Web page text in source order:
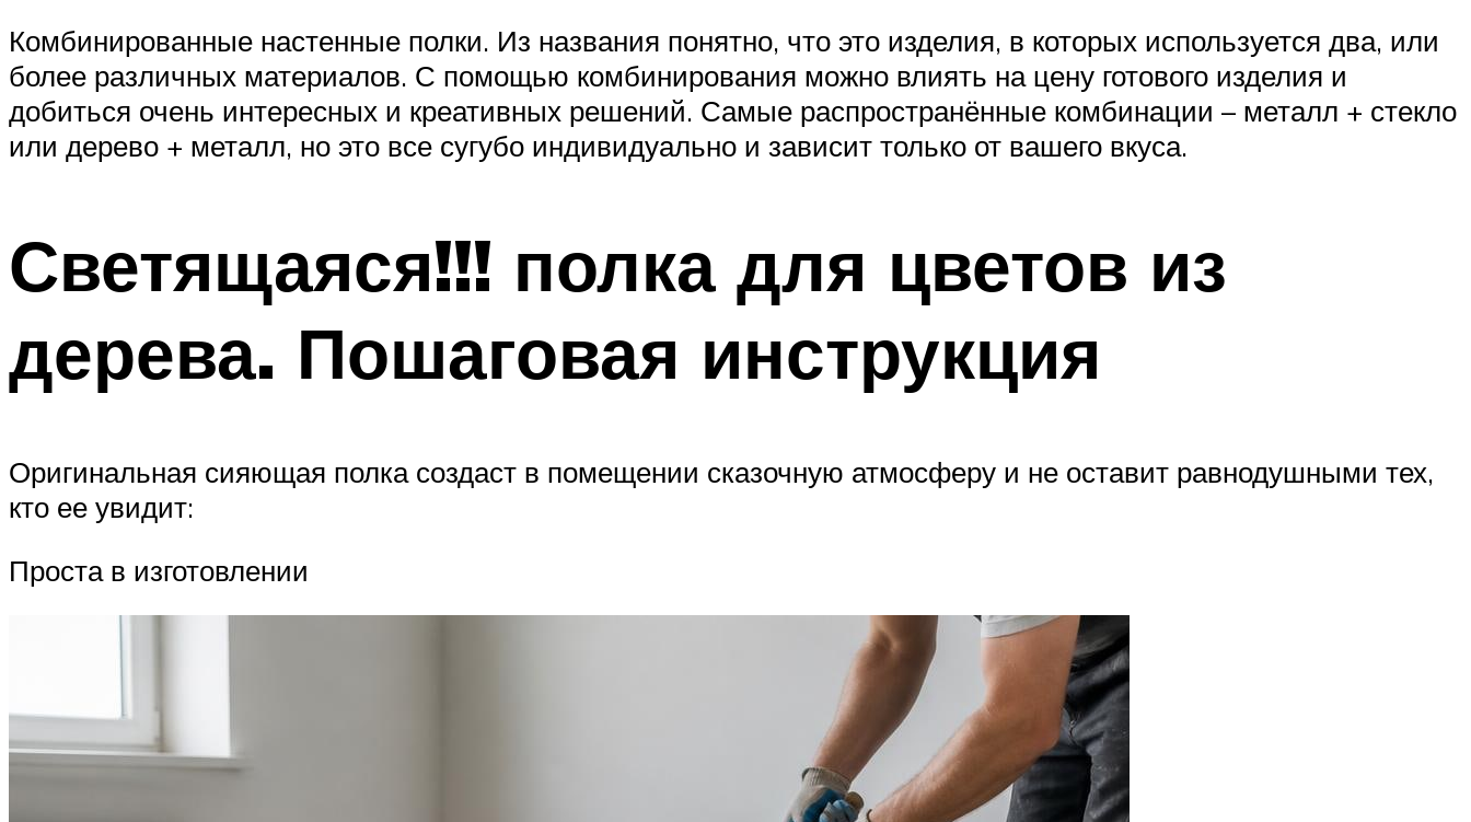
Комбинированные настенные полки. Из названия понятно, что это изделия, в которых используется два, или
более различных материалов. С помощью комбинирования можно влиять на цену готового изделия и
добиться очень интересных и креативных решений. Самые распространённые комбинации – металл + стекло
или дерево + металл, но это все сугубо индивидуально и зависит только от вашего вкуса.
Светящаяся!!! полка для цветов из
дерева. Пошаговая инструкция
Оригинальная сияющая полка создаст в помещении сказочную атмосферу и не оставит равнодушными тех,
кто ее увидит:
Проста в изготовлении